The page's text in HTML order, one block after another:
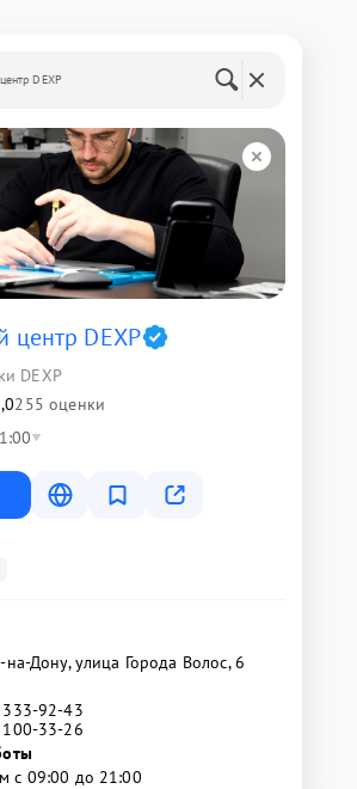
DEXP
центр DEXP
DEXP
255 оценки
на-Дону, улица Города Волос, 6
333-92-43
100-33-26
с 09:00 до 21:00